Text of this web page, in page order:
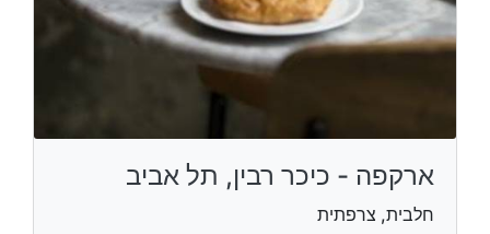
ארקפה - כיכר רבין, תל אביב
חלבית, צרפתית